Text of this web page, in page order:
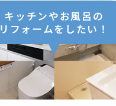
キッチンやお風呂の
リフォームをしたい！